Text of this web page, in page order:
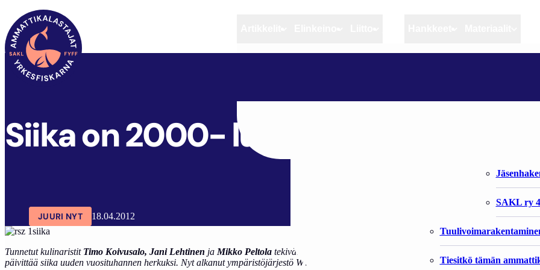
Artikkelit Elinkeino
Rannikko ja
Elinkeinokalatalouden
Kalat ja kalatalous
Vahinkoeläimet
Tiesitkö tämän
Liitto
Liiton
SAKL ry
SAKL ARTIKKELIT
Siika on 2000- luvun herkku
JUURI NYT 18.04.2012
Tunnetut kulinaristit Timo Koivusalo, Jani Lehtinen ja Mikko Peltola tekivät kirjan Rysän päätä – siikahyvä ruokakirja, jossa tuotiin
päivittää siika uuden vuosituhannen herkuksi. Nyt alkanut ympäristöjärjestö WWF:n kampanja on nostanut vaellussiian punaiselle listalle.